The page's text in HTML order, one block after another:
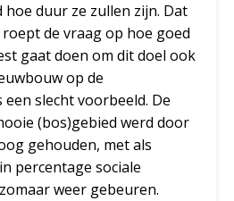
duur ze zullen zijn. Dat
roept de vraag op hoe goed
gaat doen om dit doel ook
op de
slecht voorbeeld. De
(bos)gebied werd door
gehouden, met als
percentage sociale
weer gebeuren.